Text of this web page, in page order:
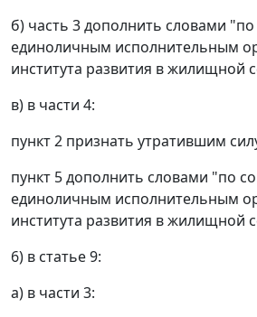
б) часть 3 дополнить словами
единоличным исполнительным
института развития в жилищной
в) в части 4:
пункт 2 признать утратившим
пункт 5 дополнить словами "по
единоличным исполнительным
института развития в жилищной
6) в статье 9:
а) в части 3: